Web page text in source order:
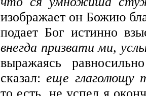
изображает он Божию
подает Бог истинно
внегда призвати ми,
выражаясь
сказал:еще глаголющу